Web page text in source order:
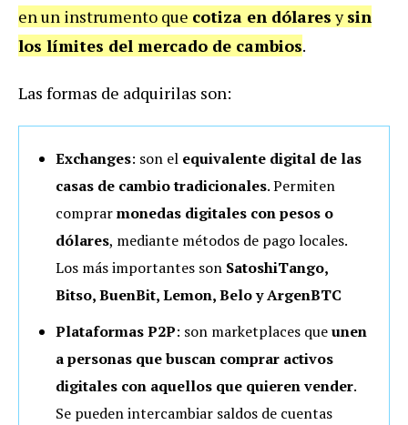
en un instrumento que cotiza en dólaresysin
los límites del mercado de cambios.
Las formas de adquirilas son:
Exchanges: son el equivalente digital de las
casas de cambiotradicionales. Permiten
comprarmonedas digitales con pesos o
dólares, mediante métodos de pago locales.
Los más importantes son SatoshiTango,
Bitso, BuenBit, Lemon, Belo y ArgenBTC
Plataformas P2P: son marketplaces queunen
a personas que buscan comprar activos
digitales con aquellos que quieren vender.
Se pueden intercambiar saldos de cuentas